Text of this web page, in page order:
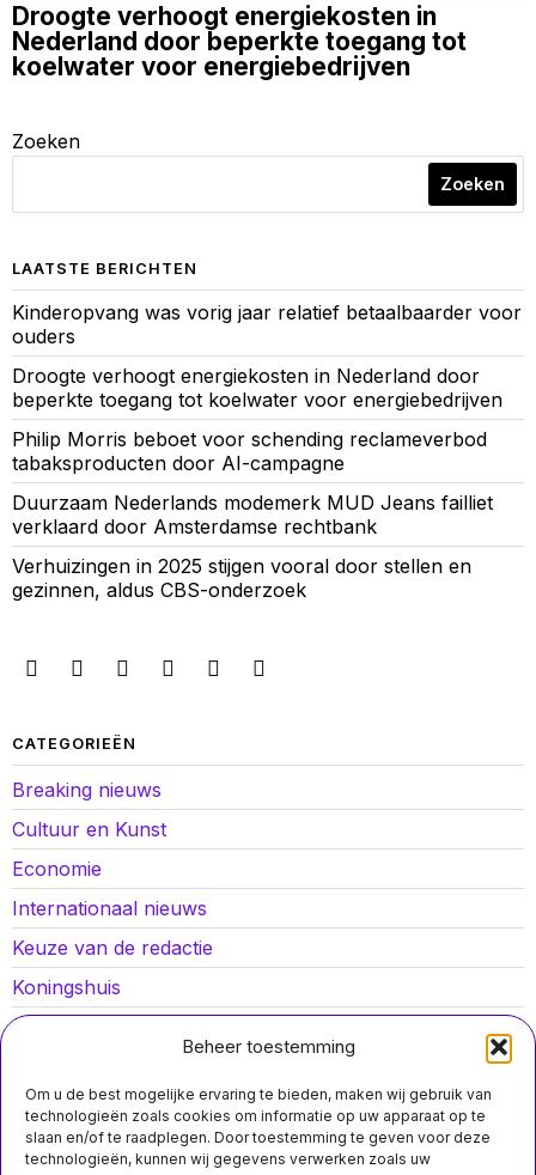
Beheer toestemming
Om u de best mogelijke ervaring te bieden, maken wij gebruik van
technologieën zoals cookies om informatie op uw apparaat op te
slaan en/of te raadplegen. Door toestemming te geven voor deze
technologieën, kunnen wij gegevens verwerken zoals uw
Droogte verhoogt energiekosten in
Nederland door beperkte toegang tot
koelwater voor energiebedrijven
Zoeken
Zoeken
LAATSTE BERICHTEN
Kinderopvang was vorig jaar relatief betaalbaarder voor
ouders
Droogte verhoogt energiekosten in Nederland door
beperkte toegang tot koelwater voor energiebedrijven
Philip Morris beboet voor schending reclameverbod
tabaksproducten door AI-campagne
Duurzaam Nederlands modemerk MUD Jeans failliet
verklaard door Amsterdamse rechtbank
Verhuizingen in 2025 stijgen vooral door stellen en
gezinnen, aldus CBS-onderzoek
CATEGORIEËN
Breaking nieuws
Cultuur en Kunst
Economie
Internationaal nieuws
Keuze van de redactie
Koningshuis
Lokaal nieuws
Opinies
Politiek